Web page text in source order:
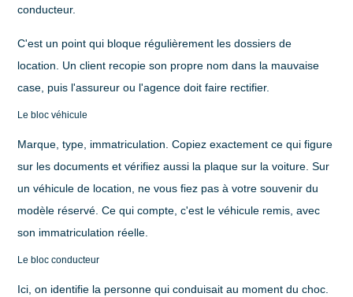
conducteur.
C'est un point qui bloque régulièrement les dossiers de
location. Un client recopie son propre nom dans la mauvaise
case, puis l'assureur ou l'agence doit faire rectifier.
Le bloc véhicule
Marque, type, immatriculation. Copiez exactement ce qui figure
sur les documents et vérifiez aussi la plaque sur la voiture. Sur
un véhicule de location, ne vous fiez pas à votre souvenir du
modèle réservé. Ce qui compte, c'est le véhicule remis, avec
son immatriculation réelle.
Le bloc conducteur
Ici, on identifie la personne qui conduisait au moment du choc.